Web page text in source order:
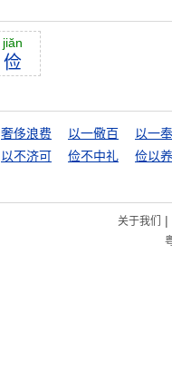
jiăn
俭
奢侈浪费 以一儆百
以一
以不济可 俭不中礼
俭以
关于我们 |